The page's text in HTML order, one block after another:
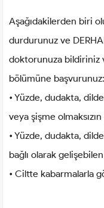
Aşağıdakilerden biri
durdurunuz ve
doktorunuza bildiriniz
bölümüne başvurunuz:
• Yüzde, dudakta,
veya şişme
• Yüzde, dudakta,
bağlı olarak
• Ciltte kabarmalarla